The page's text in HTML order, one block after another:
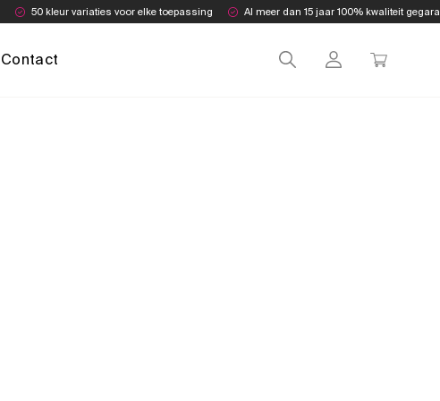
50 kleur variaties voor elke toepassing Al meer dan 15 jaar 100% kwaliteit
Contact